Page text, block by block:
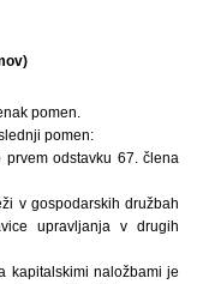
pomen.
pomen:
odstavku 67. člena
v gospodarskih družbah
upravljanja v drugih
kapitalskimi naložbami je